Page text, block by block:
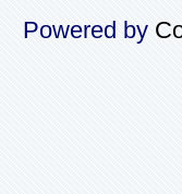
Powered by